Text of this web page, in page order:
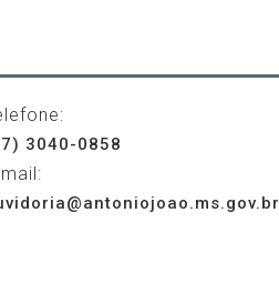
3040-0858